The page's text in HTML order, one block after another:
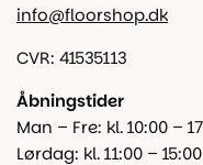
info@floorshop.dk
CVR: 41535113
Åbningstider
Man – Fre: kl. 10:00 –
Lørdag: kl. 11:00 – 15:00